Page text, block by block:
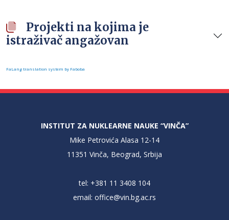
Projekti na kojima je
istraživač angažovan
FaLang translation system by Faboba
INSTITUT ZA NUKLEARNE NAUKE “VINČA”
Mike Petrovića Alasa 12-14
11351 Vinča, Beograd, Srbija
tel: +381 11 3408 104
email: office@vin.bg.ac.rs